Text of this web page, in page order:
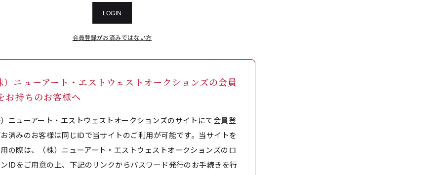
LOGIN
会員登録がお済みではない方
）ニューアート・エストウェストオークションズの会員
お持ちのお客様へ
）ニューアート・エストウェストオークションズのサイトにて会員登
済みのお客様は同じIDで当サイトのご利用が可能です。当サイトを
の際は、（株）ニューアート・エストウェストオークションズのロ
IDをご用意の上、下記のリンクからパスワード発行のお手続きを行